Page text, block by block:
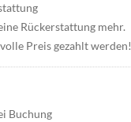
Rückerstattung mehr.
Preis gezahlt werden!
Buchung